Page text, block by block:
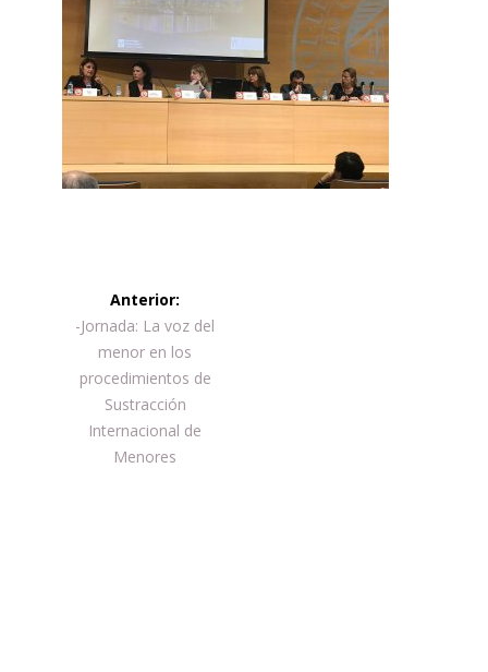
Navegación
entradas
Anterior:
Entrada
anterior:
-Jornada: La voz del
menor en los
procedimientos de
Sustracción
Internacional de
Menores